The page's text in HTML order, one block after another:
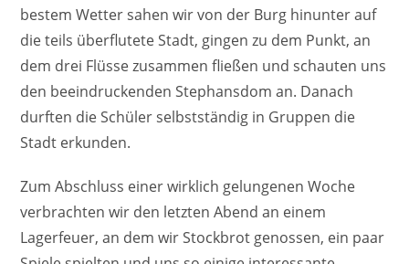
bestem Wetter sahen wir von der Burg hinunter auf
die teils überflutete Stadt, gingen zu dem Punkt, an
dem drei Flüsse zusammen fließen und schauten uns
den beeindruckenden Stephansdom an. Danach
durften die Schüler selbstständig in Gruppen die
Stadt erkunden.
Zum Abschluss einer wirklich gelungenen Woche
verbrachten wir den letzten Abend an einem
Lagerfeuer, an dem wir Stockbrot genossen, ein paar